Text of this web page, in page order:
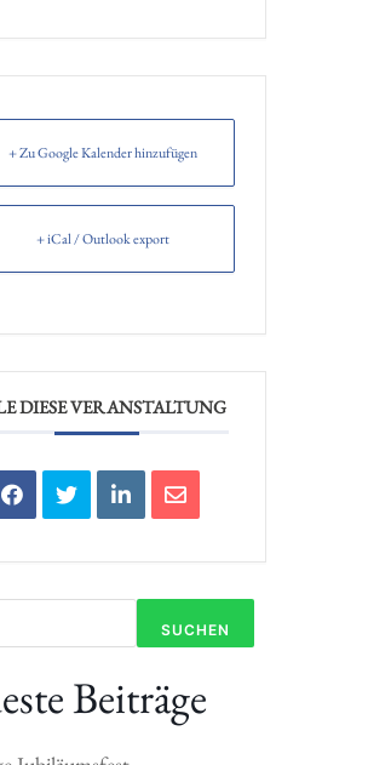
+ Zu Google Kalender hinzufügen
+ iCal / Outlook export
DIESE VERANSTALTUNG
SUCHEN
Beiträge